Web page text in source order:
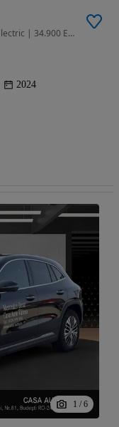
190 CP • Mercedes-Benz EQA 250+ | 2024 | Electric | 34.900 EUR (TVA inclus)
2024
1 / 6